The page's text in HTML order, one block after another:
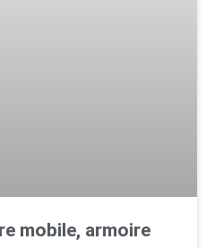
mobile, armoire